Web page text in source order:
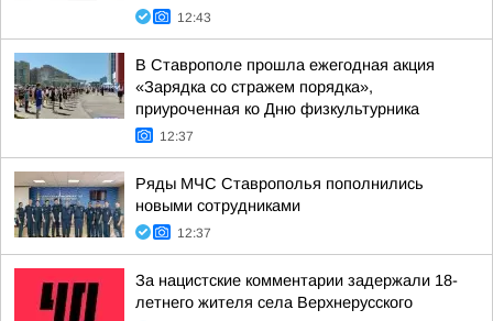
12:43
В Ставрополе прошла ежегодная акция
«Зарядка со стражем порядка»,
приуроченная ко Дню физкультурника
12:37
Ряды МЧС Ставрополья пополнились
новыми сотрудниками
12:37
За нацистские комментарии задержали 18-
летнего жителя села Верхнерусского